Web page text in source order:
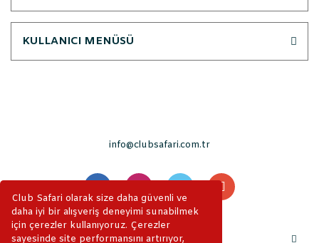
Club Safari olarak size daha güvenli ve
daha iyi bir alışveriş deneyimi sunabilmek
için çerezler kullanıyoruz. Çerezler
sayesinde site performansını artırıyor,
KULLANICI MENÜSÜ
info@clubsafari.com.tr